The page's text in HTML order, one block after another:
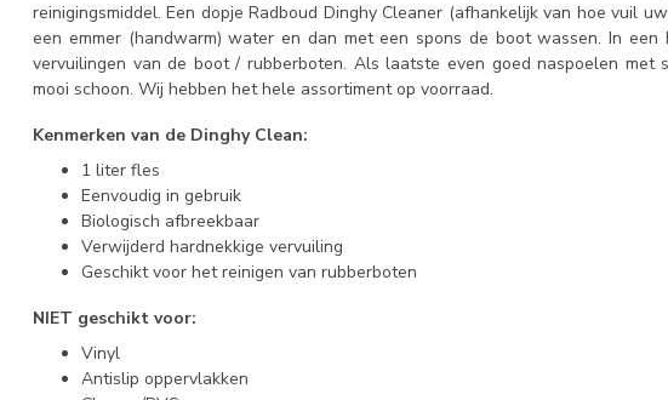
reinigingsmiddel. Een dopje Radboud Dinghy Cleaner (afhankelijk van hoe vuil
een emmer (handwarm) water en dan met een spons de boot wassen. In een
vervuilingen van de boot / rubberboten. Als laatste even goed naspoelen
mooi schoon. Wij hebben het hele assortiment op voorraad.
Kenmerken van de Dinghy Clean:
1 liter fles
Eenvoudig in gebruik
Biologisch afbreekbaar
Verwijderd hardnekkige vervuiling
Geschikt voor het reinigen van rubberboten
NIET geschikt voor:
Vinyl
Antislip oppervlakken